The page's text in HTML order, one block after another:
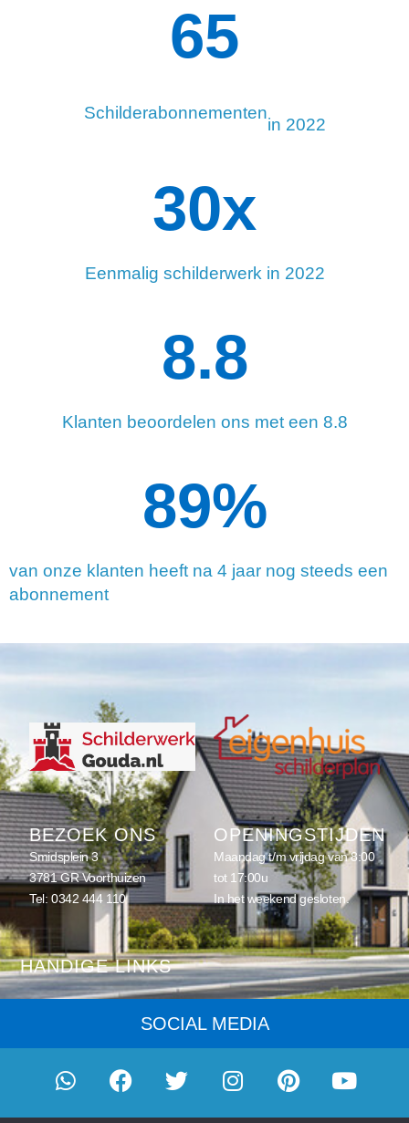
Schilderabonnementen
in 2022
99
Eenmalig schilderwerk in 2022
34x
Klanten beoordelen ons met een 8.8
8.8
van onze klanten heeft na 4 jaar nog steeds een
abonnement
90%
BEZOEK ONS
Smidsplein 3
3781 GR Voorthuizen
Tel:0342 444 110
OPENINGSTIJDEN
Maandag t/m vrijdag van 8:00
tot 17:00u
In het weekend gesloten.
HANDIGE LINKS
Schilderwerk
Onderhoud
SOCIAL MEDIA